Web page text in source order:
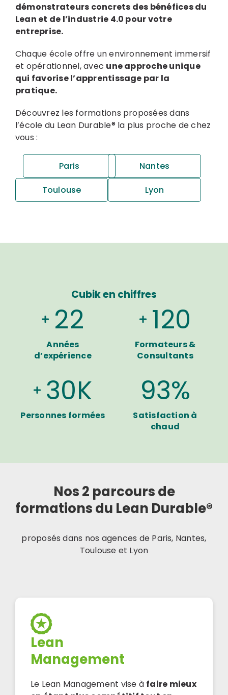
démonstrateurs concrets des bénéfices du
Lean et de l’industrie 4.0 pour votre
entreprise.
Chaque école offre un environnement immersif
et opérationnel, avec une approche unique
qui favorise l’apprentissage par la
pratique.
Découvrez les formations proposées dans
l’école du Lean Durable® la plus proche de chez
vous :
Paris Nantes
Toulouse Lyon
Cubik en chiffres
22
Années
d’expérience
120
Formateurs &
Consultants
30K
Personnes formées
93%
Satisfaction à
chaud
Nos 2 parcours de
formationsdu Lean Durable®
proposés dans nos agences de Paris, Nantes,
Toulouse et Lyon
Lean
Management
Le Lean Management vise à faire mieux